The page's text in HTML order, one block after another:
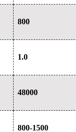
800
1.0
48000
800-1500